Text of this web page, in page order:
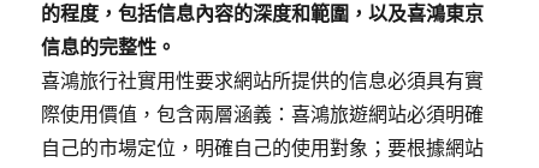
的程度，包括信息內容的深度和範圍，以及喜鴻東京
信息的完整性。
喜鴻旅行社實用性要求網站所提供的信息必須具有實
際使用價值，包含兩層涵義：喜鴻旅遊網站必須明確
自己的市場定位，明確自己的使用對象；要根據網站